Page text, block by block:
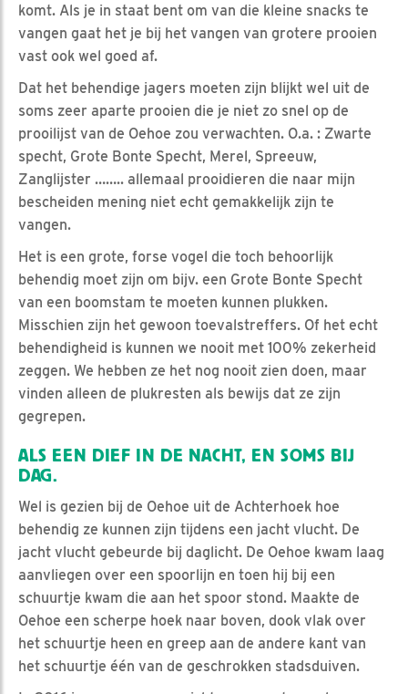
komt. Als je in staat bent om van die kleine snacks te
vangen gaat het je bij het vangen van grotere prooien
vast ook wel goed af.
Dat het behendige jagers moeten zijn blijkt wel uit de
soms zeer aparte prooien die je niet zo snel op de
prooilijst van de Oehoe zou verwachten. O.a. : Zwarte
specht, Grote Bonte Specht, Merel, Spreeuw,
Zanglijster …….. allemaal prooidieren die naar mijn
bescheiden mening niet echt gemakkelijk zijn te
vangen.
Het is een grote, forse vogel die toch behoorlijk
behendig moet zijn om bijv. een Grote Bonte Specht
van een boomstam te moeten kunnen plukken.
Misschien zijn het gewoon toevalstreffers. Of het echt
behendigheid is kunnen we nooit met 100% zekerheid
zeggen. We hebben ze het nog nooit zien doen, maar
vinden alleen de plukresten als bewijs dat ze zijn
gegrepen.
ALS EEN DIEF IN DE NACHT, EN SOMS BIJ
DAG.
Wel is gezien bij de Oehoe uit de Achterhoek hoe
behendig ze kunnen zijn tijdens een jacht vlucht. De
jacht vlucht gebeurde bij daglicht. De Oehoe kwam laag
aanvliegen over een spoorlijn en toen hij bij een
schuurtje kwam die aan het spoor stond. Maakte de
Oehoe een scherpe hoek naar boven, dook vlak over
het schuurtje heen en greep aan de andere kant van
het schuurtje één van de geschrokken stadsduiven.